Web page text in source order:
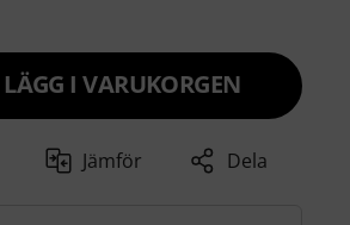
LÄGG I VARUKORGEN
Jämför Dela